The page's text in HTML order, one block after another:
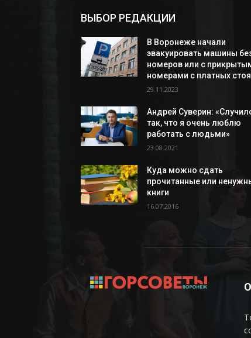
ВЫБОР РЕДАКЦИИ
В Воронеже начали
эвакуировать машины
номеров или с
номерами с платных
29.11.2023
Андрей Суверин:
так, что я очень люблю
работать с людьми»
23.08.2021
Куда можно сдать
прочитанные или
книги
16.07.2016